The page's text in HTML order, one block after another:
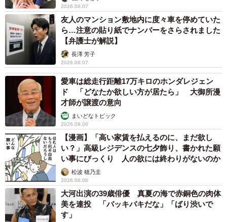
2026.08.07
友人のマンション敷地内に度々車を停めていた
ら…注意の貼り紙でナンバーをさらされました
【弁護士が解説】
長澤 芳子
2026.08.07
愛車は総走行距離17万キロのホンダレジェン
ド 「どなたか欲しい方が居たら」 大御所漫
才師が譲渡の意向
まいどなトピック
2026.08.06
【漫画】「高い家賃を払えるのに、まだ欲し
い？」高級レジデンスの七夕飾り、書かれた願
い事にびっくり 人の欲には終わりがないのか
松波 穂乃圭
2026.08.06
大河出演の39歳俳優 真夏の海で赤銅色の肉体
美を連投 「バッキバキだな」「ばり渋いで
す」